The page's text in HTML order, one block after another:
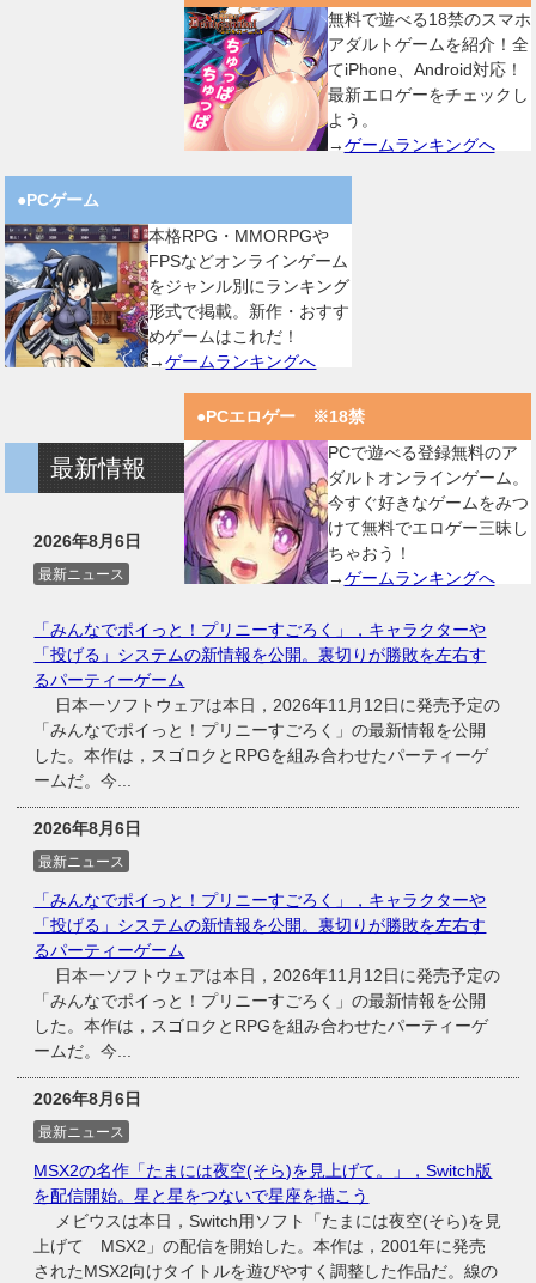
無料で遊べる18禁のスマホ
アダルトゲームを紹介！全
てiPhone、Android対応！
最新エロゲーをチェックし
よう。
→ゲームランキングへ
●PCゲーム
本格RPG・MMORPGや
FPSなどオンラインゲーム
をジャンル別にランキング
形式で掲載。新作・おすす
めゲームはこれだ！
→ゲームランキングへ
●PCエロゲー ※18禁
PCで遊べる登録無料のア
ダルトオンラインゲーム。
今すぐ好きなゲームをみつ
けて無料でエロゲー三昧し
ちゃおう！
→ゲームランキングへ
最新情報
2026年8月6日
最新ニュース
「みんなでポイっと！プリニーすごろく」，キャラクターや
「投げる」システムの新情報を公開。裏切りが勝敗を左右す
るパーティーゲーム
日本一ソフトウェアは本日，2026年11月12日に発売予定の
「みんなでポイっと！プリニーすごろく」の最新情報を公開
した。本作は，スゴロクとRPGを組み合わせたパーティーゲ
ームだ。今...
2026年8月6日
最新ニュース
「みんなでポイっと！プリニーすごろく」，キャラクターや
「投げる」システムの新情報を公開。裏切りが勝敗を左右す
るパーティーゲーム
日本一ソフトウェアは本日，2026年11月12日に発売予定の
「みんなでポイっと！プリニーすごろく」の最新情報を公開
した。本作は，スゴロクとRPGを組み合わせたパーティーゲ
ームだ。今...
2026年8月6日
最新ニュース
MSX2の名作「たまには夜空(そら)を見上げて。」，Switch版
を配信開始。星と星をつないで星座を描こう
メビウスは本日，Switch用ソフト「たまには夜空(そら)を見
上げて MSX2」の配信を開始した。本作は，2001年に発売
されたMSX2向けタイトルを遊びやすく調整した作品だ。線の